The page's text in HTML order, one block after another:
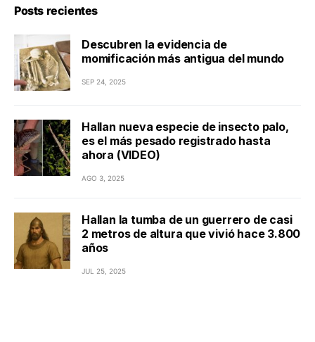
Posts recientes
Descubren la evidencia de
momificación más antigua del mundo
SEP 24, 2025
Hallan nueva especie de insecto palo,
es el más pesado registrado hasta
ahora (VIDEO)
AGO 3, 2025
Hallan la tumba de un guerrero de casi
2 metros de altura que vivió hace 3.800
años
JUL 25, 2025